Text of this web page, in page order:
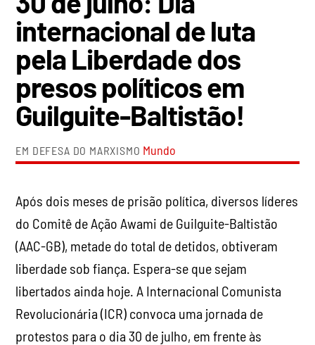
internacional de luta
pela Liberdade dos
presos políticos em
Guilguite-Baltistão!
EM DEFESA DO MARXISMO Mundo
Após dois meses de prisão política, diversos líderes
do Comitê de Ação Awami de Guilguite-Baltistão
(AAC-GB), metade do total de detidos, obtiveram
liberdade sob fiança. Espera-se que sejam
libertados ainda hoje. A Internacional Comunista
Revolucionária (ICR) convoca uma jornada de
protestos para o dia 30 de julho, em frente às